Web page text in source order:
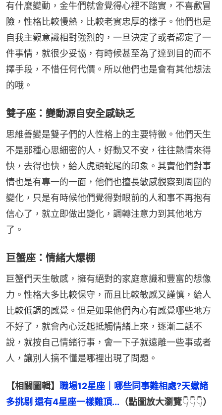
有什麼變動，金牛們就會覺得心裡不踏實，不喜歡冒
險，性格比較慢熱，比較老實忠厚的樣子。他們也是
自我主觀意識相對強烈的，一旦決定了或者認定了一
件事情，就很少妥協，有時候甚至為了達到目的而不
擇手段，不惜任何代價。所以他們也是會有其他想法
的哦。
雙子座：變動源自安全感缺乏
思維善變是雙子們的人性格上的主要特徵。他們天生
不是那種心思細密的人，好動又不安，往往熱情來得
快，去得也快，給人虎頭蛇尾的印象。其實他們對事
情也是有專一的一面，他們也擅長敏感觀察到周圍的
變化，只是有時候他們覺得對眼前的人和事不再抱有
信心了，就立即做出變化，調轉注意力到其他地方
了。
巨蟹座：情緒大爆棚
巨蟹們天生敏感，擁有絕對的家庭意識和豐富的想像
力。性格大多比較保守，而且比較敏感又謹慎，給人
比較低調的感覺。但是如果他們內心有感覺哪些地方
不好了，就會內心泛起抵觸情緒上來，逐漸二話不
說，就按自己情緒行事，會一下子就遠離一些事或者
人，讓別人搞不懂是哪裡出現了問題。
【相關圖輯】 職場12星座｜哪些同事難相處?天蠍諸
多挑剔 還有4星座一樣難頂... （點圖放大瀏覽👇👇👇）